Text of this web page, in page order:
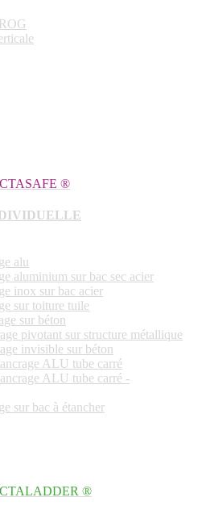
®
alu
aluminium sur bac sec acier
inox sur bac acier
sur toiture tuile
sur béton
pivotant sur structure métallique
invisible sur béton
ALU tube carré
ALU tube carré -
sur bac à étancher
®